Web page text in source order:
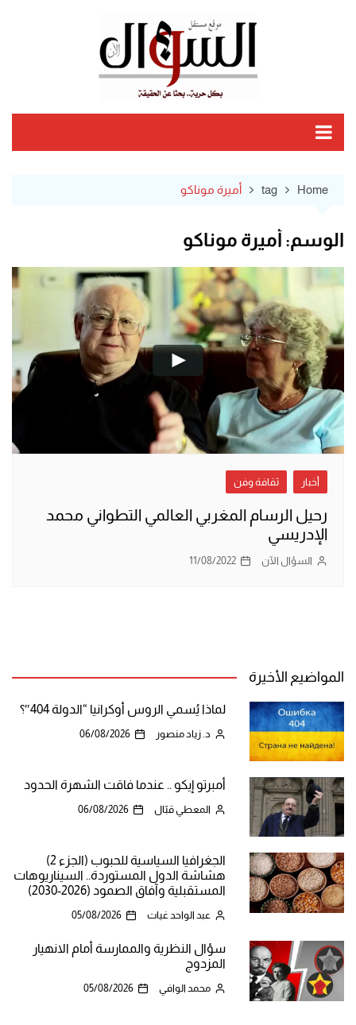
Home
tag أميرة موناكو
الوسم: أميرة موناكو
أخبار ثقافة وفن
رحيل الرسام المغربي العالمي التطواني محمد
الإدريسي
السؤال الآن 11/08/2022
المواضيع الأخيرة
لماذا يُسمي الروس أوكرانيا “الدولة 404″؟
د. زياد منصور 06/08/2026
أمبرتو إيكو .. عندما فاقت الشهرة الحدود
المعطي قبّال 06/08/2026
الجغرافيا السياسية للحبوب (الجزء 2)
هشاشة الدول المستوردة.. السيناريوهات
المستقبلية وآفاق الصمود (2026-2030)
عبد الواحد غيات 05/08/2026
سؤال النظرية والممارسة أمام الانهيار
المزدوج
محمد الوافي 05/08/2026